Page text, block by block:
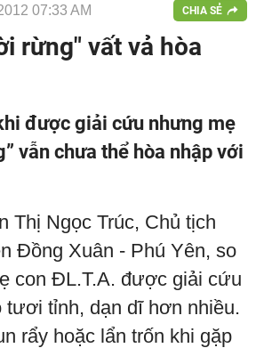
07:33 AM CHIA SẺ
rừng" vất vả hòa
được giải cứu nhưng mẹ
vẫn chưa thể hòa nhập với
Thị Ngọc Trúc, Chủ tịch
Đồng Xuân - Phú Yên, so
con ĐL.T.A. được giải cứu
tươi tỉnh, dạn dĩ hơn nhiều.
rẩy hoặc lẩn trốn khi gặp